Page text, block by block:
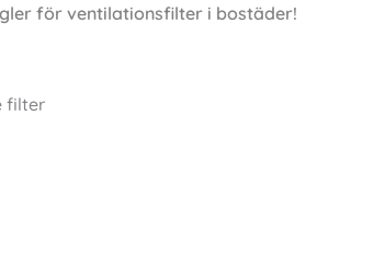
för ventilationsfilter i bostäder!
filter